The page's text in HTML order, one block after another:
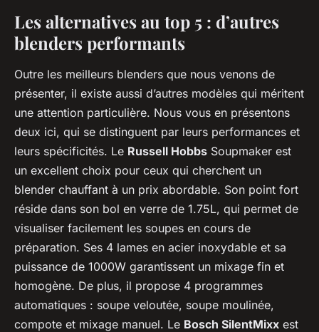
Les alternatives au top 5 : d’autres
blenders performants
Outre les meilleurs blenders que nous venons de
présenter, il existe aussi d’autres modèles qui méritent
une attention particulière. Nous vous en présentons
deux ici, qui se distinguent par leurs performances et
leurs spécificités. Le Russell Hobbs Soupmaker est
un excellent choix pour ceux qui cherchent un
blender chauffant à un prix abordable. Son point fort
réside dans son bol en verre de 1.75L, qui permet de
visualiser facilement les soupes en cours de
préparation. Ses 4 lames en acier inoxydable et sa
puissance de 1000W garantissent un mixage fin et
homogène. De plus, il propose 4 programmes
automatiques : soupe veloutée, soupe moulinée,
compote et mixage manuel. Le Bosch SilentMixx est